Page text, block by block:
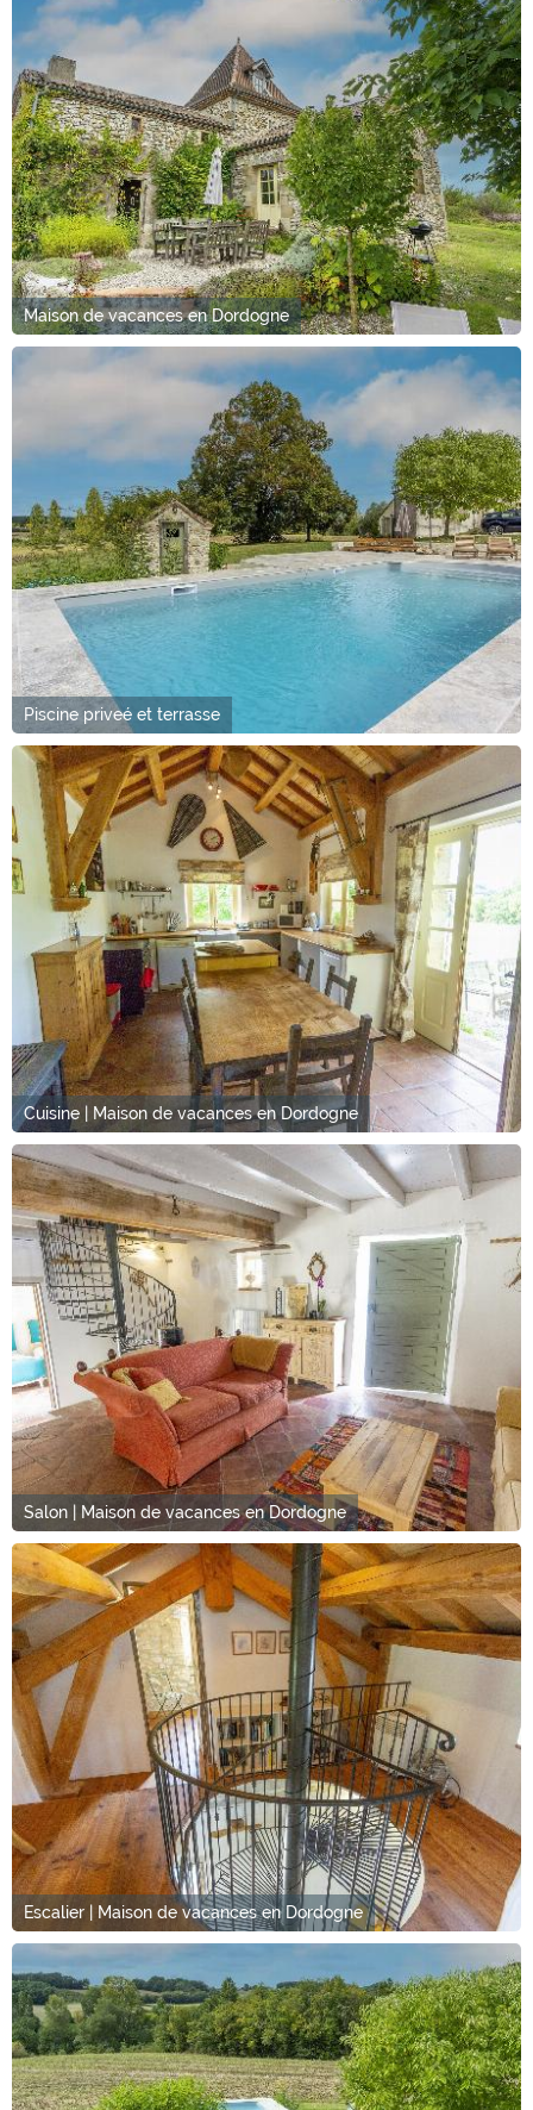
Maison de vacances en Dordogne
Piscine priveé et terrasse
Cuisine | Maison de vacances en Dordogne
Salon | Maison de vacances en Dordogne
Escalier | Maison de vacances en Dordogne